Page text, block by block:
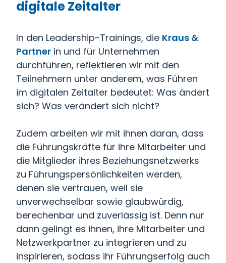
digitale Zeitalter
In den Leadership-Trainings, die Kraus &
Partner in und für Unternehmen
durchführen, reflektieren wir mit den
Teilnehmern unter anderem, was Führen
im digitalen Zeitalter bedeutet: Was ändert
sich? Was verändert sich nicht?
Zudem arbeiten wir mit ihnen daran, dass
die Führungskräfte für ihre Mitarbeiter und
die Mitglieder ihres Beziehungsnetzwerks
zu Führungspersönlichkeiten werden,
denen sie vertrauen, weil sie
unverwechselbar sowie glaubwürdig,
berechenbar und zuverlässig ist. Denn nur
dann gelingt es ihnen, ihre Mitarbeiter und
Netzwerkpartner zu integrieren und zu
inspirieren, sodass ihr Führungserfolg auch